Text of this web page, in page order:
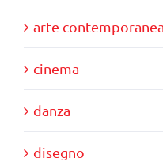
arte contemporanea
cinema
danza
disegno